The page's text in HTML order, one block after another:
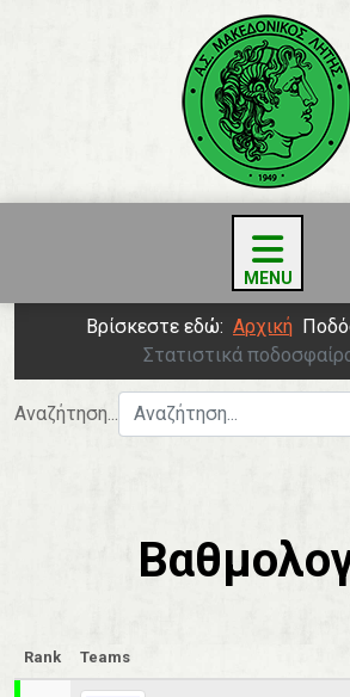
Βρίσκεστε εδώ: Αρχική
Στατιστικά
Αναζήτηση...
Rank Teams